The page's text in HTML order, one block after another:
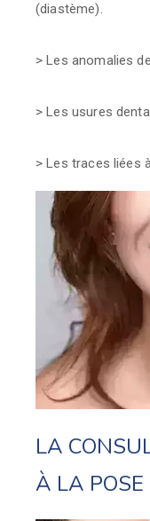
(diastème).
> Les anomalies
> Les usures
> Les traces liées
LA
À LA POSE